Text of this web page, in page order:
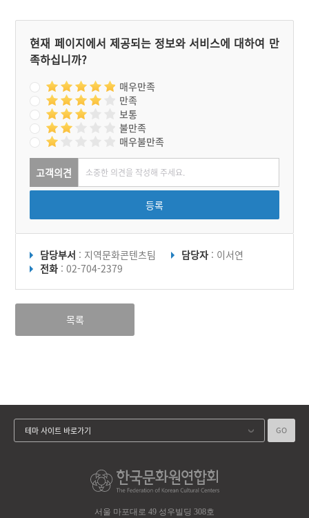
내고 있다.
현재 페이지에서 제공되는 정보와 서비스에 대하여 만
족하십니까?
매우만족
만족
보통
불만족
매우불만족
고객의견
등록
담당부서 : 지역문화콘텐츠팀 담당자 : 이서연
전화 : 02-704-2379
목록
서울 마포대로 49 성우빌딩 308호
테마 사이트 바로가기 GO